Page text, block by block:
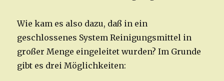
Wie kam es also dazu, daß in ein
geschlossenes System Reinigungsmittel in
großer Menge eingeleitet wurden? Im Grunde
gibt es drei Möglichkeiten: